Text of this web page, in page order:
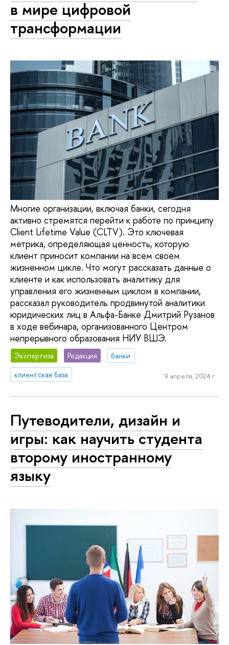
в мире цифровой
трансформации
Многие организации, включая банки, сегодня
активно стремятся перейти к работе по принципу
Client Lifetime Value (CLTV). Это ключевая
метрика, определяющая ценность, которую
клиент приносит компании на всем своем
жизненном цикле. Что могут рассказать данные о
клиенте и как использовать аналитику для
управления его жизненным циклом в компании,
рассказал руководитель продвинутой аналитики
юридических лиц в Альфа-Банке Дмитрий Рузанов
в ходе вебинара, организованного Центром
непрерывного образования НИУ ВШЭ.
Экспертиза Редакция
банки
клиентская база
9 апреля, 2024 г.
Путеводители, дизайн и
игры: как научить студента
второму иностранному
языку